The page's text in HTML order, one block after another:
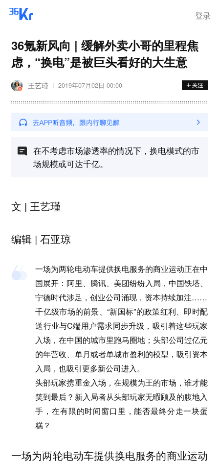
登录
36氪新风向 | 缓解外卖小哥的里程焦
虑，“换电”是被巨头看好的大生意
王艺瑾 2019年07月02日 00:00
在不考虑市场渗透率的情况下，换电模式的市
场规模或可达千亿。
文 | 王艺瑾
编辑 | 石亚琼
一场为两轮电动车提供换电服务的商业运动正在中
国展开：阿里、腾讯、美团纷纷入局，中国铁塔、
宁德时代涉足，创业公司涌现，资本持续加注……
千亿级市场的前景、“新国标”的政策红利、即时配
送行业与C端用户需求同步升级，吸引着这些玩家
入场，在中国的城市里跑马圈地；头部公司过亿元
的年营收、单月或者单城市盈利的模型，吸引资本
入局，也吸引更多新公司进入。
头部玩家携重金入场，在规模为王的市场，谁才能
笑到最后？新入局者从头部玩家无暇顾及的腹地入
手，在有限的时间窗口里，能否最终分走一块蛋
糕？
一场为两轮电动车提供换电服务的商业运动